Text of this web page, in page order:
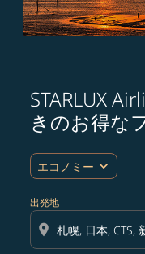
STARLUX
きのお得な
エコノミー expand_more
出発地
location_on
オファーを見つけ